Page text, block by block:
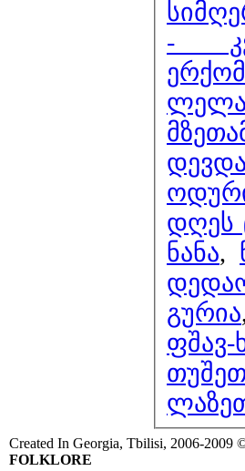
-
დღეს
ნანა,
გურია
ფშავ-
Created In Georgia, Tbilisi, 2006-2009
FOLKLORE